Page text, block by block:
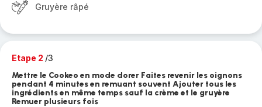
Gruyère râpé
Etape 2 /3
Mettre le Cookeo en mode dorer Faites revenir les oignons
pendant 4 minutes en remuant souvent Ajouter tous les
ingrédients en même temps sauf la crème et le gruyère
Remuer plusieurs fois